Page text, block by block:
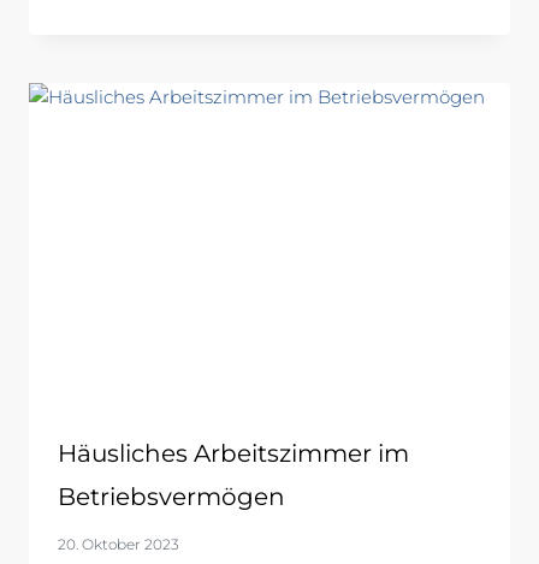
Häusliches Arbeitszimmer im
Betriebsvermögen
20. Oktober 2023